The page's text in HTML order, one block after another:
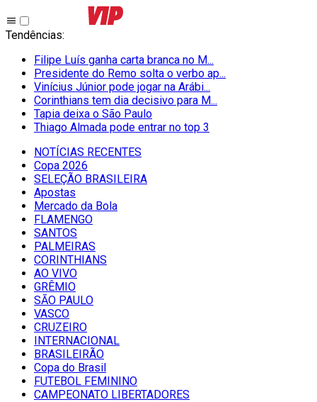
Tendências:
Filipe Luís ganha carta branca no M...
Presidente do Remo solta o verbo ap...
Vinícius Júnior pode jogar na Arábi...
Corinthians tem dia decisivo para M...
Tapia deixa o São Paulo
Thiago Almada pode entrar no top 3
NOTÍCIAS RECENTES
Copa 2026
SELEÇÃO BRASILEIRA
Apostas
Mercado da Bola
FLAMENGO
SANTOS
PALMEIRAS
CORINTHIANS
AO VIVO
GRÊMIO
SĀO PAULO
VASCO
CRUZEIRO
INTERNACIONAL
BRASILEIRÃO
Copa do Brasil
FUTEBOL FEMININO
CAMPEONATO LIBERTADORES